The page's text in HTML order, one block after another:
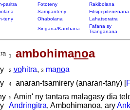
paritra Fototeny
Rakibolana
Sampanteny
Fitsipi-pitenenana
teny Ohabolana
Lahatsoratra
Singana/Kambana
Fafana sy
Tsanganana
1 ambohimanoa
2 vohitra, 3 manoa
4anaran-tsamirery (anaran-tany) [
5Amin' ny tantara malagasy dia
Andringitra, Ambohimanoa, ary